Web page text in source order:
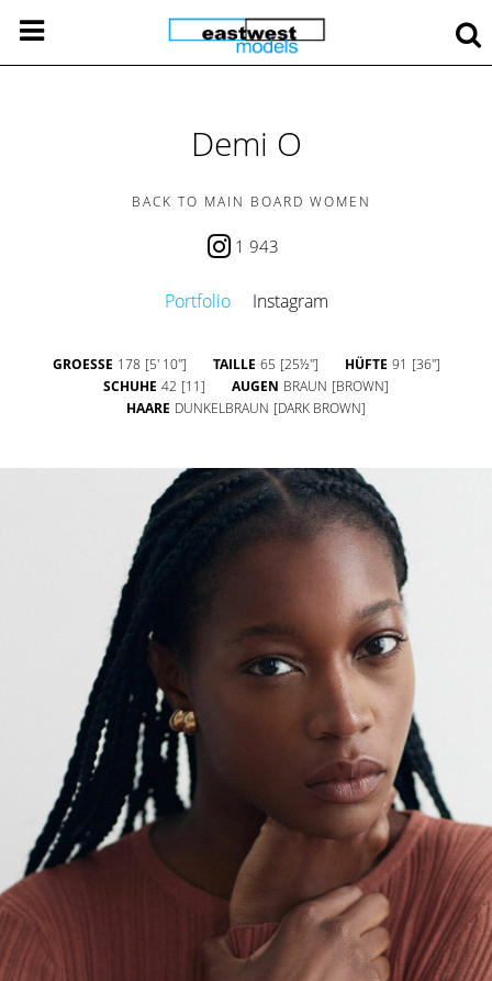
Demi O
BACK TO MAIN BOARD WOMEN
1 943
Portfolio Instagram
GROESSE 178 [5' 10''] TAILLE 65 [25½''] HÜFTE 91 [36'']
SCHUHE 42 [11] AUGEN BRAUN [BROWN]
HAARE DUNKELBRAUN [DARK BROWN]